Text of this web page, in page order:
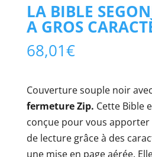
LA BIBLE
A GROS
68,01€
Couverture souple noir
fermeture Zip. Cette Bible
conçue pour vous
de lecture grâce à des
une mise en page aérée.